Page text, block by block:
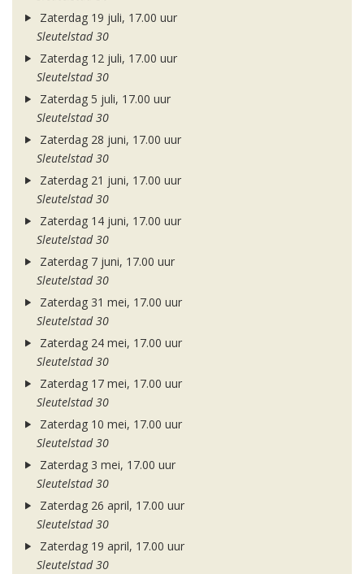
Zaterdag 19 juli, 17.00 uur
Sleutelstad 30
Zaterdag 12 juli, 17.00 uur
Sleutelstad 30
Zaterdag 5 juli, 17.00 uur
Sleutelstad 30
Zaterdag 28 juni, 17.00 uur
Sleutelstad 30
Zaterdag 21 juni, 17.00 uur
Sleutelstad 30
Zaterdag 14 juni, 17.00 uur
Sleutelstad 30
Zaterdag 7 juni, 17.00 uur
Sleutelstad 30
Zaterdag 31 mei, 17.00 uur
Sleutelstad 30
Zaterdag 24 mei, 17.00 uur
Sleutelstad 30
Zaterdag 17 mei, 17.00 uur
Sleutelstad 30
Zaterdag 10 mei, 17.00 uur
Sleutelstad 30
Zaterdag 3 mei, 17.00 uur
Sleutelstad 30
Zaterdag 26 april, 17.00 uur
Sleutelstad 30
Zaterdag 19 april, 17.00 uur
Sleutelstad 30